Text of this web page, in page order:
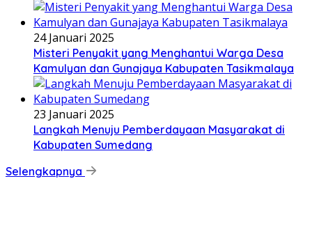
24 Januari 2025
Misteri Penyakit yang Menghantui Warga Desa
Kamulyan dan Gunajaya Kabupaten Tasikmalaya
23 Januari 2025
Langkah Menuju Pemberdayaan Masyarakat di
Kabupaten Sumedang
Selengkapnya